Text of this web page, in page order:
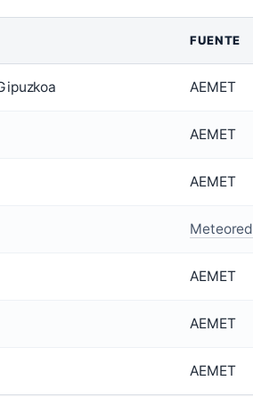
FUENTE
AEMET
AEMET
AEMET
Meteored
AEMET
AEMET
AEMET